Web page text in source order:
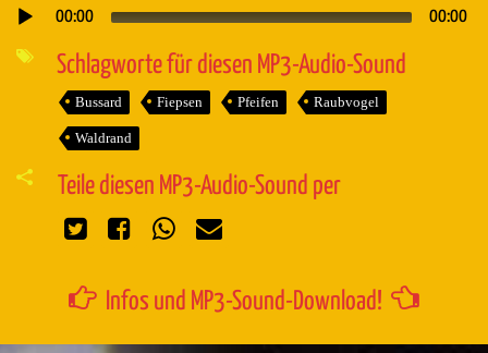
Audio-
00:00 00:00
Schlagworte für diesen MP3-Audio-Sound
Bussard Fiepsen Pfeifen Raubvogel
Waldrand
Teile diesen MP3-Audio-Sound per
Infos und MP3-Sound-Download!